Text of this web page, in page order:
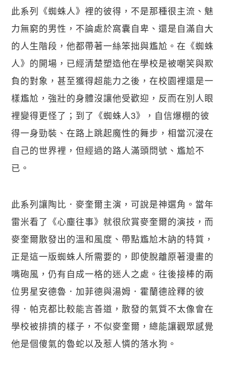
此系列《蜘蛛人》裡的彼得，不是那種很主流、魅
力無窮的男性，不論處於窩囊自卑、還是自滿自大
的人生階段，他都帶著一絲笨拙與尷尬。在《蜘蛛
人》的開場，已經清楚塑造他在學校是被嘲笑與欺
負的對象，甚至獲得超能力之後，在校園裡還是一
樣尷尬，強壯的身體沒讓他受歡迎，反而在別人眼
裡變得更怪了；到了《蜘蛛人3》，自信爆棚的彼
得一身勁裝、在路上跳起魔性的舞步，相當沉浸在
自己的世界裡，但經過的路人滿頭問號、尷尬不
已。
此系列讓陶比．麥奎爾主演，可說是神選角。當年
雷米看了《心塵往事》就很欣賞麥奎爾的演技，而
麥奎爾散發出的溫和風度、帶點尷尬木訥的特質，
正是這一版蜘蛛人所需要的，即使脫離原著漫畫的
嘴砲風，仍有自成一格的迷人之處。往後接棒的兩
位男星安德魯．加菲德與湯姆．霍蘭德詮釋的彼
得．帕克都比較能言善道，散發的氣質不太像會在
學校被排擠的樣子，不似麥奎爾，總能讓觀眾感覺
他是個傻氣的魯蛇以及惹人憐的落水狗。
關閉